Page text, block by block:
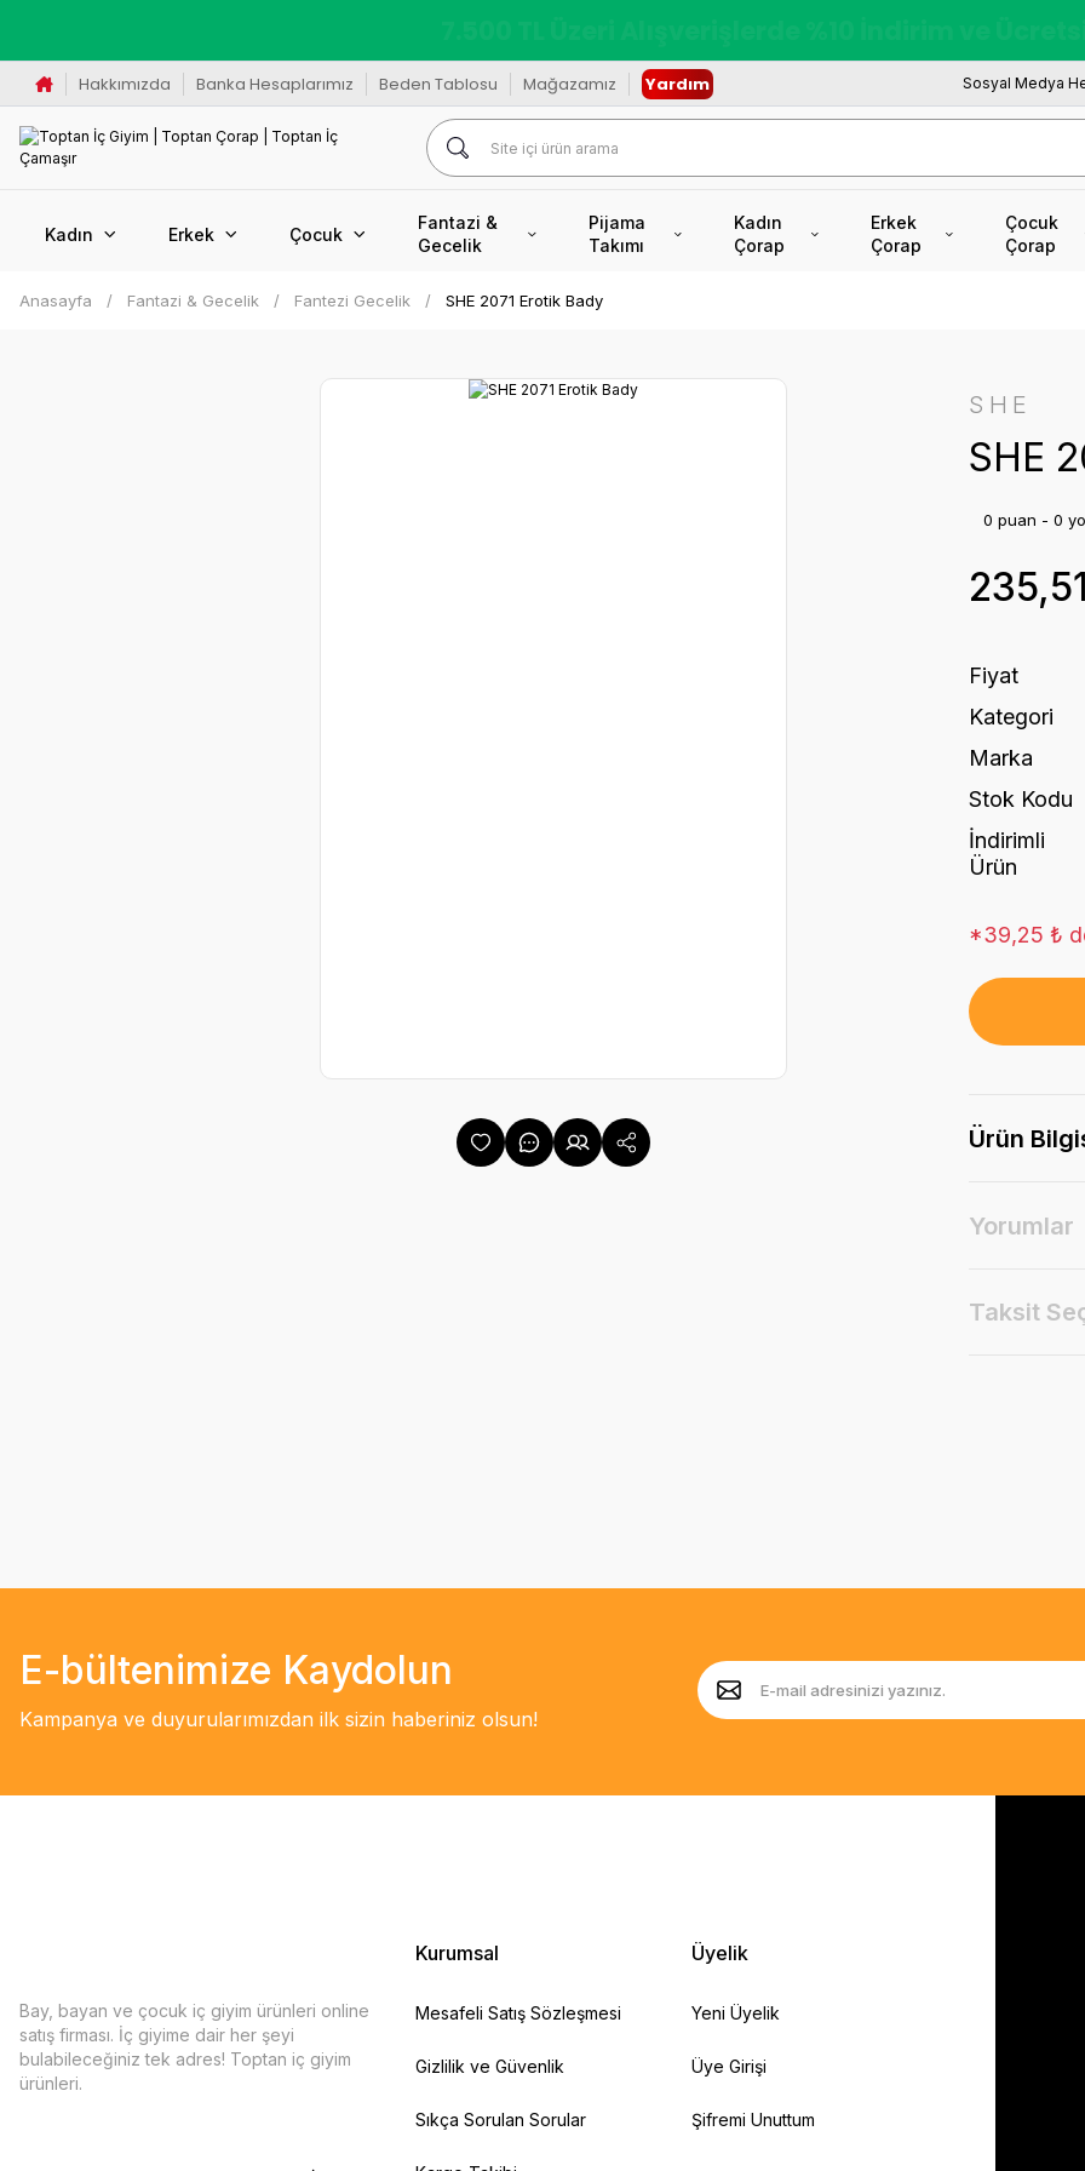
Hakkımızda Banka Hesaplarımız Beden Tablosu Mağazamız Yardım Sosyal Medya
Kadın Erkek Çocuk
Fantazi &
Gecelik
Pijama
Takımı
Kadın
Çorap
Erkek
Çorap
Çocuk
Çorap
Anasayfa Fantazi & Gecelik Fantezi Gecelik SHE 2071 Erotik Bady
SHE
SHE
0 puan - 0
Fiyat
Kategori
Marka
Stok Kodu
İndirimli
Ürün
*39,25 ₺
Ürün
Yorumlar
Taksit
E-bültenimize Kaydolun
Kampanya ve duyurularımızdan ilk sizin haberiniz olsun!
Bay, bayan ve çocuk iç giyim ürünleri online
satış firması. İç giyime dair her şeyi
bulabileceğiniz tek adres! Toptan iç giyim
ürünleri.
Kurumsal
Mesafeli Satış Sözleşmesi
Gizlilik ve Güvenlik
Sıkça Sorulan Sorular
Üyelik
Yeni Üyelik
Üye Girişi
Şifremi Unuttum